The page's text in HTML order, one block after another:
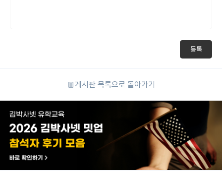
등록
게시판 목록으로 돌아가기